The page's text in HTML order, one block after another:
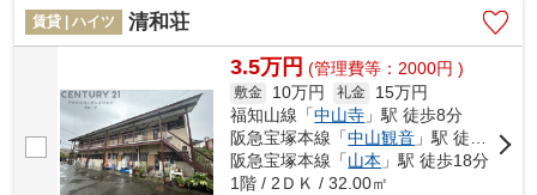
賃貸 | ハイツ 清和荘
3.5万円 (管理費等：2000円 )
敷金 10万円 礼金
15万円
福知山線「中山寺 」駅 徒歩8分
阪急宝塚本線「中山観音 」駅 徒歩18分
阪急宝塚本線「山本 」駅 徒歩18分
1階 / 2ＤＫ / 32.00㎡